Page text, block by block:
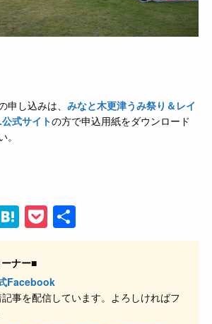
申し込みは、みなと木更津うみ祭り＆レイ
式サイトの方で申込用紙をダウンロード
H
at
e
n
a
P
o
et
有
ナー■
Facebook
事を配信しています。よろしければフ